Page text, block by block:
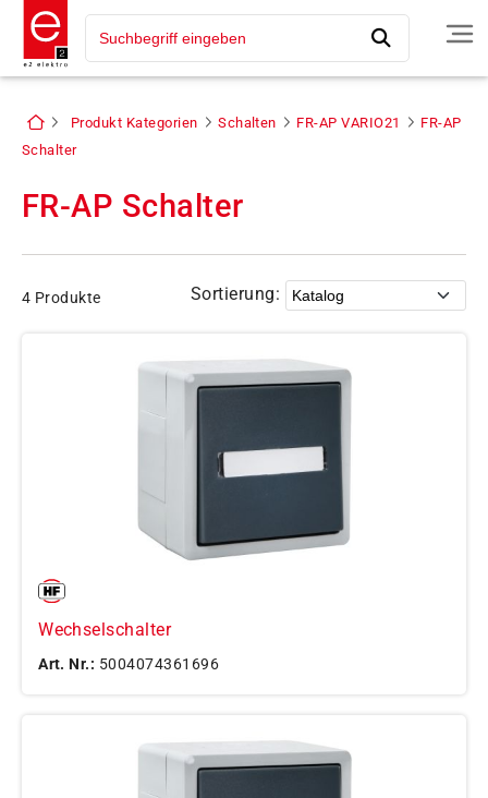
Produkt Kategorien Schalten FR-AP VARIO21
FR-AP
Schalter
FR-AP Schalter
4 Produkte Sortierung:
Wechselschalter
Art. Nr.: 5004074361696